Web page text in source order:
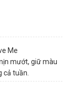
Me
mướt, giữ màu
cả tuần.
số lượng